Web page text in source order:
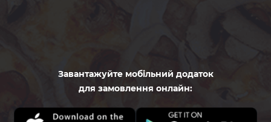
Завантажуйте мобільний додаток
для замовлення онлайн: